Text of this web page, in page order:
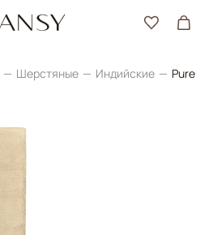
Шерстяные Индийские
Pure